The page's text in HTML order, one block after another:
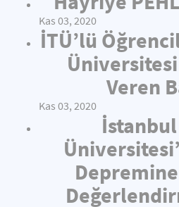
Kas 03, 2020
İTÜ’lü
Veren
Kas 03, 2020